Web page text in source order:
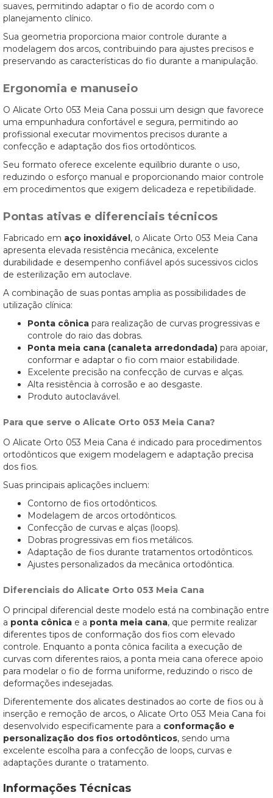
suaves, permitindo adaptar o fio de acordo com o
planejamento clínico.
Sua geometria proporciona maior controle durante a
modelagem dos arcos, contribuindo para ajustes precisos e
preservando as características do fio durante a manipulação.
Ergonomia e manuseio
O Alicate Orto 053 Meia Cana possui um design que favorece
uma empunhadura confortável e segura, permitindo ao
profissional executar movimentos precisos durante a
confecção e adaptação dos fios ortodônticos.
Seu formato oferece excelente equilíbrio durante o uso,
reduzindo o esforço manual e proporcionando maior controle
em procedimentos que exigem delicadeza e repetibilidade.
Pontas ativas e diferenciais técnicos
Fabricado em aço inoxidável, o Alicate Orto 053 Meia Cana
apresenta elevada resistência mecânica, excelente
durabilidade e desempenho confiável após sucessivos ciclos
de esterilização em autoclave.
A combinação de suas pontas amplia as possibilidades de
utilização clínica:
Ponta cônica para realização de curvas progressivas e
controle do raio das dobras.
Ponta meia cana (canaleta arredondada) para apoiar,
conformar e adaptar o fio com maior estabilidade.
Excelente precisão na confecção de curvas e alças.
Alta resistência à corrosão e ao desgaste.
Produto autoclavável.
Para que serve o Alicate Orto 053 Meia Cana?
O Alicate Orto 053 Meia Cana é indicado para procedimentos
ortodônticos que exigem modelagem e adaptação precisa
dos fios.
Suas principais aplicações incluem:
Contorno de fios ortodônticos.
Modelagem de arcos ortodônticos.
Confecção de curvas e alças (loops).
Dobras progressivas em fios metálicos.
Adaptação de fios durante tratamentos ortodônticos.
Ajustes personalizados da mecânica ortodôntica.
Diferenciais do Alicate Orto 053 Meia Cana
O principal diferencial deste modelo está na combinação entre
a ponta cônica e a ponta meia cana, que permite realizar
diferentes tipos de conformação dos fios com elevado
controle. Enquanto a ponta cônica facilita a execução de
curvas com diferentes raios, a ponta meia cana oferece apoio
para modelar o fio de forma uniforme, reduzindo o risco de
deformações indesejadas.
Diferentemente dos alicates destinados ao corte de fios ou à
inserção e remoção de arcos, o Alicate Orto 053 Meia Cana foi
desenvolvido especificamente para a conformação e
personalização dos fios ortodônticos, sendo uma
excelente escolha para a confecção de loops, curvas e
adaptações durante o tratamento.
Informações Técnicas